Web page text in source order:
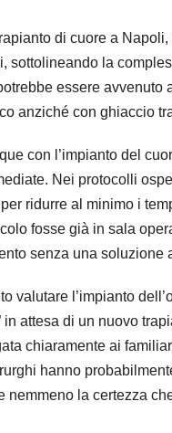
di cuore a
sottolineando la
essere avvenuto
anziché con ghiaccio
con l’impianto del
Nei protocolli
ridurre al minimo i
fosse già in sala
senza una soluzione
valutare l’impianto
in attesa di un nuovo
chiaramente ai
hanno
la certezza